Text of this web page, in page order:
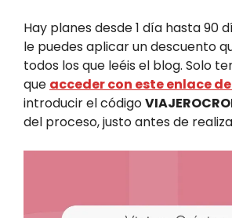
Hay planes desde 1 día hasta 90
le puedes aplicar un descuento
todos los que leéis el blog. Solo
que accedercon este enlace
introducir el código
del proceso, justo antes de